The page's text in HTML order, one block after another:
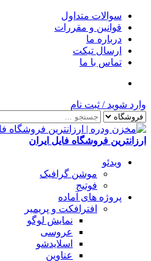
سوالات متداول
قوانین و مقررات
درباره ما
ارسال تیکت
تماس با ما
وارد شوید / ثبت نام
ارزانترین فروشگاه فایل ایران
ویدئو
موشن گرافیک
فوتیج
پروژه های آماده
افترافکت و پریمیر
نمایش لوگو
عروسی
اسلایدشو
عناوین